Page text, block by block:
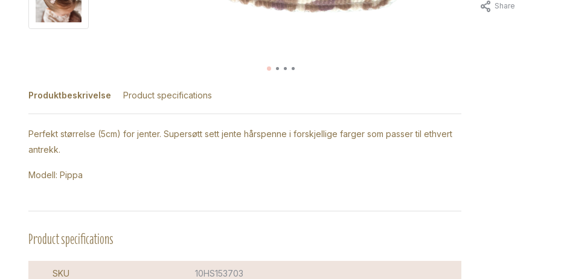
Produktbeskrivelse Product specifications
Perfekt størrelse (5cm) for jenter. Supersøtt sett jente hårspenne i forskjellige farger som passer til ethvert
antrekk.
Modell: Pippa
Product specifications
SKU 10HS153703
Share